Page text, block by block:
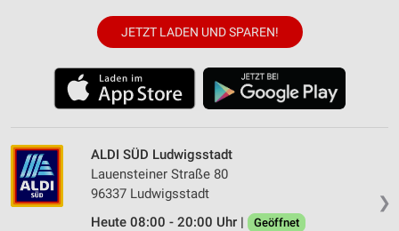
JETZT LADEN UND SPAREN!
❯
ALDI SÜD Ludwigsstadt
Lauensteiner Straße 80
96337 Ludwigsstadt
Heute 08:00 - 20:00 Uhr |
Geöffnet